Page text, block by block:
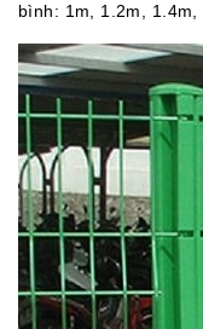
bình: 1m, 1.2m,